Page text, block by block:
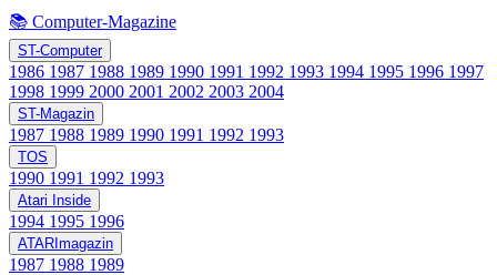
📚 Computer-Magazine
ST-Computer
1986 1987 1988 1989 1990 1991 1992 1993 1994 1995 1996 1997
1998 1999 2000 2001 2002 2003 2004
ST-Magazin
1987 1988 1989 1990 1991 1992 1993
TOS
1990 1991 1992 1993
Atari Inside
1994 1995 1996
ATARImagazin
1987 1988 1989